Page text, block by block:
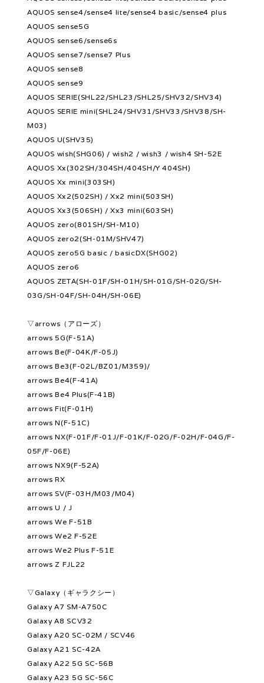
AQUOS sense4/sense4 lite/sense4 basic/sense4 plus
AQUOS sense5G
AQUOS sense6/sense6s
AQUOS sense7/sense7 Plus
AQUOS sense8
AQUOS sense9
AQUOS SERIE(SHL22/SHL23/SHL25/SHV32/SHV34)
AQUOS SERIE mini(SHL24/SHV31/SHV33/SHV38/SH-
M03)
AQUOS U(SHV35)
AQUOS wish(SHG06) / wish2 / wish3 / wish4 SH-52E
AQUOS Xx(302SH/304SH/404SH/Y 404SH)
AQUOS Xx mini(303SH)
AQUOS Xx2(502SH) / Xx2 mini(503SH)
AQUOS Xx3(506SH) / Xx3 mini(603SH)
AQUOS zero(801SH/SH-M10)
AQUOS zero2(SH-01M/SHV47)
AQUOS zero5G basic / basicDX(SHG02)
AQUOS zero6
AQUOS ZETA(SH-01F/SH-01H/SH-01G/SH-02G/SH-
03G/SH-04F/SH-04H/SH-06E)
▽arrows（アローズ）
arrows 5G(F-51A)
arrows Be(F-04K/F-05J)
arrows Be3(F-02L/BZ01/M359)/
arrows Be4(F-41A)
arrows Be4 Plus(F-41B)
arrows Fit(F-01H)
arrows N(F-51C)
arrows NX(F-01F/F-01J/F-01K/F-02G/F-02H/F-04G/F-
05F/F-06E)
arrows NX9(F-52A)
arrows RX
arrows SV(F-03H/M03/M04)
arrows U / J
arrows We F-51B
arrows We2 F-52E
arrows We2 Plus F-51E
arrows Z FJL22
▽Galaxy（ギャラクシー）
Galaxy A7 SM-A750C
Galaxy A8 SCV32
Galaxy A20 SC-02M / SCV46
Galaxy A21 SC-42A
Galaxy A22 5G SC-56B
Galaxy A23 5G SC-56C